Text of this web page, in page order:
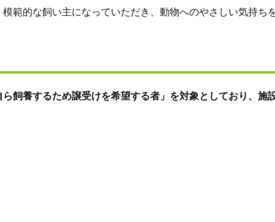
範的な飼い主になっていただき、動物へのやさしい気持ち
ら飼養するため譲受けを希望する者」を対象としており、施